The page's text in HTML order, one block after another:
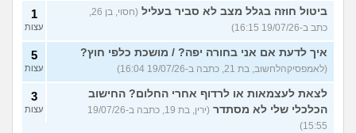
ביטול חוזה בגלל מצב לא סביר בעליל
(חסוי, בן 26,
כתב ב-19/07/26 16:15)
1
עצות
איך לדעת אם אני בחורה יפה? / מושכת כלפי חוץ?
(לאמפסיקהלחשוב, בת 21, כתבה ב-19/07/26 16:04)
5
עצות
לצאת לעצמאות או לרדוף אחרי החלום? החישוב
הכלכלי שלי לא מסתדר
(ירין, בת 19, כתבה ב-19/07/26
15:55)
3
עצות